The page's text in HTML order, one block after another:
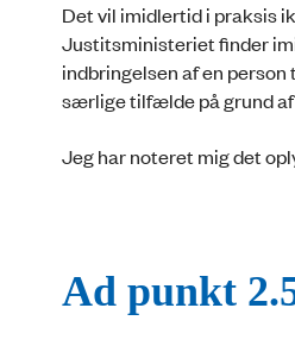
Det vil imidlertid i praksis
Justitsministeriet finder
indbringelsen af en
særlige tilfælde på grund af
Jeg har noteret mig det
Ad punkt